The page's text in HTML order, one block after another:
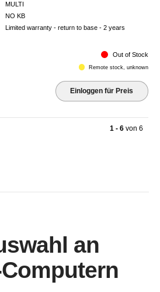
MULTI
NO KB
Limited warranty - return to base - 2 years
Out of Stock
Remote stock, unknown
Einloggen für Preis
1 - 6 von6
an